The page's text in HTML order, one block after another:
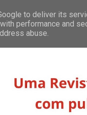
to deliver its
performance and
abuse.